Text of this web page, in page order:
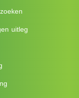
uitleg